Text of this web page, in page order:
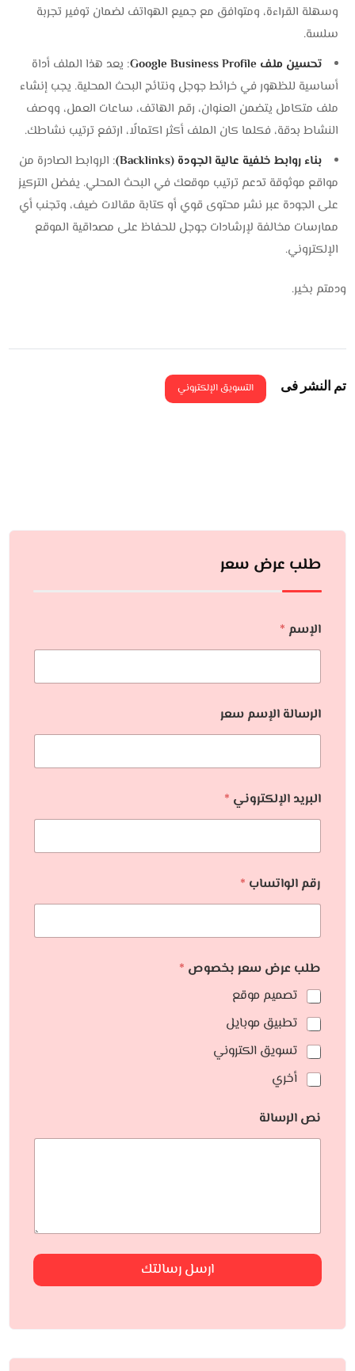
وسهلة القراءة، ومتوافق مع جميع الهواتف لضمان توفير تجربة
سلسة.
تحسين ملف Google Business Profile
: يعد هذا الملف أداة
أساسية للظهور في خرائط جوجل ونتائج البحث المحلية. يجب إنشاء
ملف متكامل يتضمن العنوان، رقم الهاتف، ساعات العمل، ووصف
النشاط بدقة، فكلما كان الملف أكثر اكتمالًا، ارتفع ترتيب نشاطك.
بناء روابط خلفية عالية الجودة (Backlinks)
: الروابط الصادرة من
مواقع موثوقة تدعم ترتيب موقعك في البحث المحلي. يفضل التركيز
على الجودة عبر نشر محتوى قوي أو كتابة مقالات ضيف، وتجنب أي
ممارسات مخالفة لإرشادات جوجل للحفاظ على مصداقية الموقع
الإلكتروني.
ودمتم بخير.
تم النشر فى التسويق الإلكتروني
طلب عرض سعر
الإسم *
الرسالة الإسم سعر
البريد الإلكتروني *
رقم الواتساب *
طلب عرض سعر بخصوص *
تصميم موقع
تطبيق موبايل
تسويق الكتروني
أخري
نص الرسالة
ارسل رسالتك